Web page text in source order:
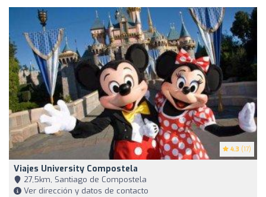
4.3 (17)
Viajes University Compostela
27,5km, Santiago de Compostela
Ver dirección y datos de contacto